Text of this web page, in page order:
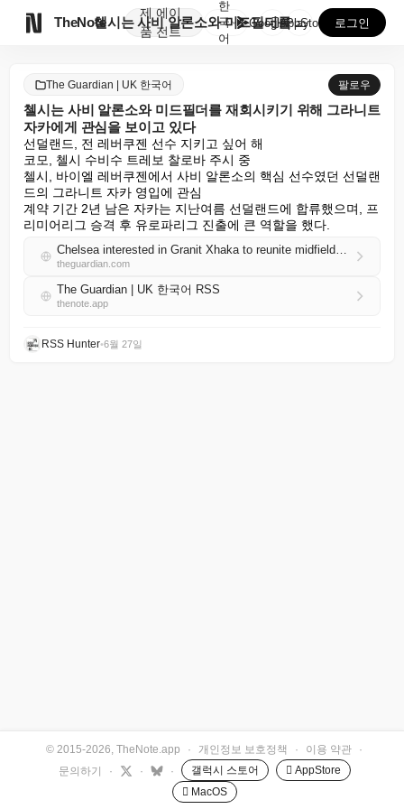
TheNote
제
품
에이
전트
첼시는 사비 알론소와 미드필더를 재회시키기 위해 그라니...
한
국
어
GooglePlay
AppStore 로그인
The Guardian | UK 한국어 팔로우
첼시는 사비 알론소와 미드필더를 재회시키기 위해 그라니트
자카에게 관심을 보이고 있다
선덜랜드, 전 레버쿠젠 선수 지키고 싶어 해
코모, 첼시 수비수 트레보 찰로바 주시 중
첼시, 바이엘 레버쿠젠에서 사비 알론소의 핵심 선수였던 선덜랜
드의 그라니트 자카 영입에 관심
계약 기간 2년 남은 자카는 지난여름 선덜랜드에 합류했으며, 프
리미어리그 승격 후 유로파리그 진출에 큰 역할을 했다.
Chelsea interested in Granit Xhaka to reunite midfielder with Xabi Alonso
theguardian.com
The Guardian | UK 한국어 RSS
thenote.app
RSS Hunter•6월 27일
© 2015-2026, TheNote.app · 개인정보 보호정책 · 이용 약관
·
문의하기
· · · 갤럭시 스토어
 AppStore
 MacOS